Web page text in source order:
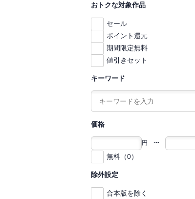
おトクな対象作品
セール
ポイント還元
期間限定無料
値引きセット
キーワード
価格
円 〜
無料（0）
除外設定
合本版を除く